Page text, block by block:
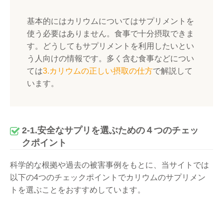
基本的にはカリウムについてはサプリメントを
使う必要はありません。食事で十分摂取できま
す。どうしてもサプリメントを利用したいとい
う人向けの情報です。多く含む食事などについ
ては3.カリウムの正しい摂取の仕方で解説して
います。
2-1.安全なサプリを選ぶための４つのチェッ
クポイント
科学的な根拠や過去の被害事例をもとに、当サイトでは
以下の4つのチェックポイントでカリウムのサプリメン
トを選ぶことをおすすめしています。